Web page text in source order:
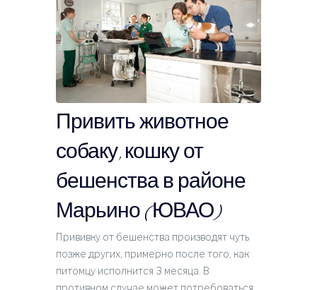
Привить животное
собаку, кошку от
бешенства в районе
Марьино (ЮВАО)
Прививку от бешенства производят чуть
позже других, примерно после того, как
питомцу исполнится 3 месяца. В
противном случае может потребоваться